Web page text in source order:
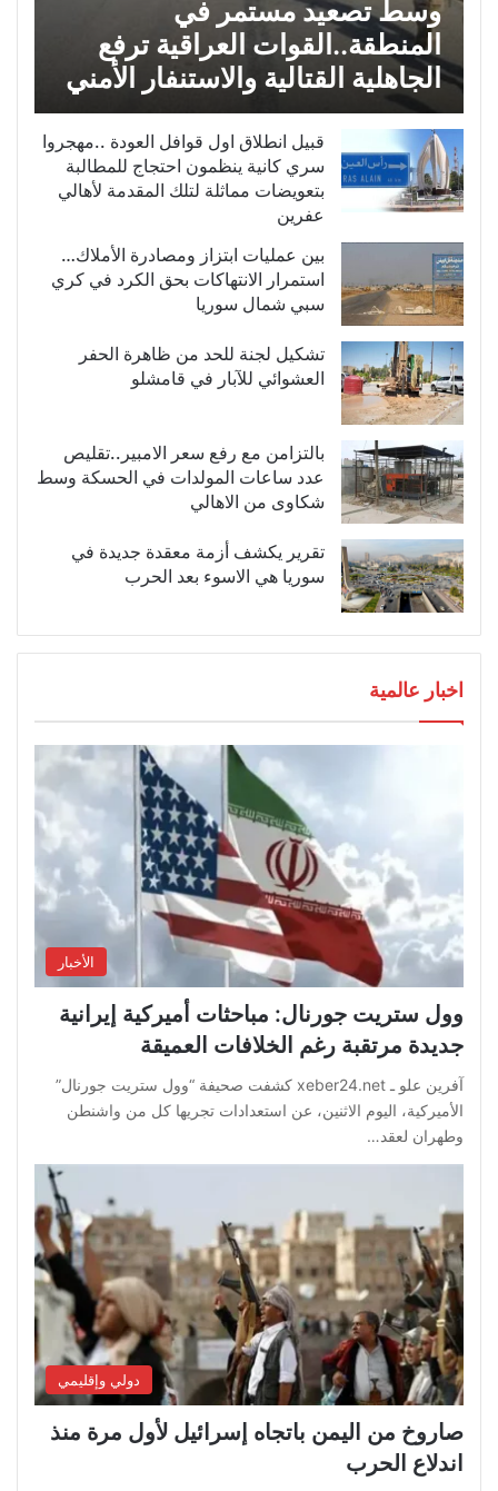
وسط تصعيد مستمر في
المنطقة..القوات العراقية ترفع
الجاهلية القتالية والاستنفار الأمني
قبيل انطلاق اول قوافل العودة ..مهجروا
سري كانية ينظمون احتجاج للمطالبة
بتعويضات مماثلة لتلك المقدمة لأهالي
عفرين
بين عمليات ابتزاز ومصادرة الأملاك…
استمرار الانتهاكات بحق الكرد في كري
سبي شمال سوريا
تشكيل لجنة للحد من ظاهرة الحفر
العشوائي للآبار في قامشلو
بالتزامن مع رفع سعر الامبير..تقليص
عدد ساعات المولدات في الحسكة وسط
شكاوى من الاهالي
تقرير يكشف أزمة معقدة جديدة في
سوريا هي الاسوء بعد الحرب
اخبار عالمية
الأخبار
وول ستريت جورنال: مباحثات أميركية إيرانية
جديدة مرتقبة رغم الخلافات العميقة
آفرين علو ـ xeber24.net كشفت صحيفة “وول ستريت جورنال”
الأميركية، اليوم الاثنين، عن استعدادات تجريها كل من واشنطن
وطهران لعقد…
دولي وإقليمي
صاروخ من اليمن باتجاه إسرائيل لأول مرة منذ
اندلاع الحرب